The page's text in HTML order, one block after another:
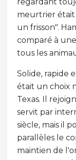
regardant
meurtrier était
un frisson".
comparé à
tous les
Solide, rapide
était un choix
Texas. Il
servit par
siècle, mais il
parallèles le
maintien de